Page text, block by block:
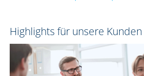
Highlights für unsere Kunden